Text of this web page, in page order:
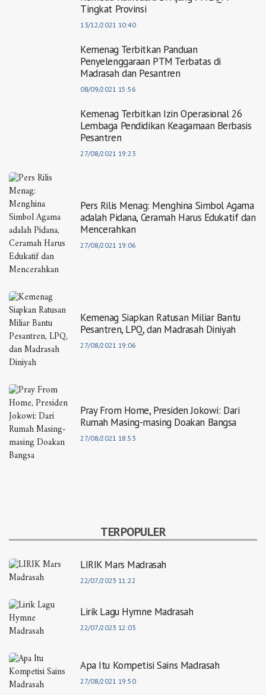
Tingkat Provinsi
13/12/2021 10:40
Kemenag Terbitkan Panduan
Penyelenggaraan PTM Terbatas di
Madrasah dan Pesantren
08/09/2021 15:56
Kemenag Terbitkan Izin Operasional 26
Lembaga Pendidikan Keagamaan Berbasis
Pesantren
27/08/2021 19:23
Pers Rilis Menag: Menghina Simbol Agama
adalah Pidana, Ceramah Harus Edukatif dan
Mencerahkan
27/08/2021 19:06
Kemenag Siapkan Ratusan Miliar Bantu
Pesantren, LPQ, dan Madrasah Diniyah
27/08/2021 19:06
Pray From Home, Presiden Jokowi: Dari
Rumah Masing-masing Doakan Bangsa
27/08/2021 18:53
TERPOPULER
LIRIK Mars Madrasah
22/07/2023 11:22
Lirik Lagu Hymne Madrasah
22/07/2023 12:03
Apa Itu Kompetisi Sains Madrasah
27/08/2021 19:50